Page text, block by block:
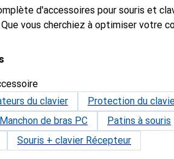
d'accessoires pour souris et
vous cherchiez à optimiser votre
du clavier Protection du
Manchon de bras PC Patins à souris
Souris + clavier Récepteur